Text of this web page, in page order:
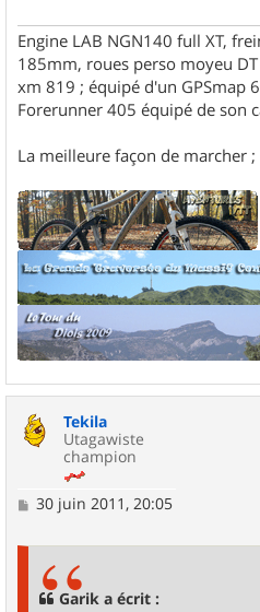
Engine LAB NGN140 full XT,
185mm, roues perso moyeu
xm 819 ; équipé d'un GPSmap
Forerunner 405 équipé de son
La meilleure façon de marcher
Tekila
Utagawiste
champion
M
30 juin 2011, 20:05
Garik a écrit :